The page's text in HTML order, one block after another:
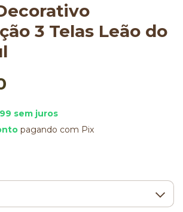
3 Telas Leão do
sem juros
pagando com Pix